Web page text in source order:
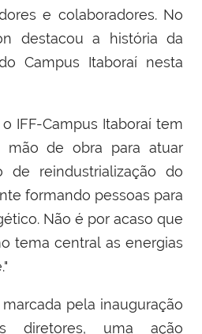
e colaboradores. No
destacou a história da
Campus Itaboraí nesta
IFF-Campus Itaboraí tem
de obra para atuar
de reindustrialização do
formando pessoas para
Não é por acaso que
tema central as energias
pela inauguração
uma ação